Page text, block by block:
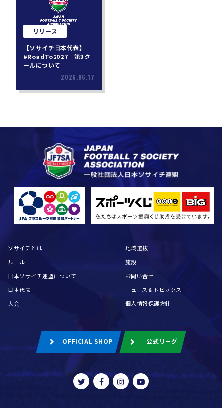
リリース
【ソサイチ日本代表】
#RoadTo2027｜第3ク
ールについて
2026.06.17
ソサイチとは
ルール
日本ソサイチ連盟について
日本代表
大会
地域選抜
施設
お問い合せ
ニュース＆トピックス
個人情報保護方針
OFFICIAL SHOP 公式リーグ